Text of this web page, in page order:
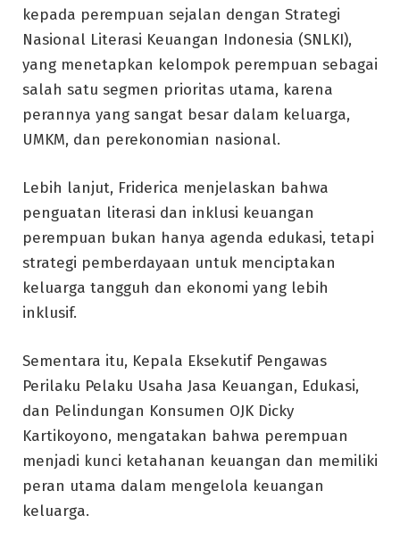
kepada perempuan sejalan dengan Strategi
Nasional Literasi Keuangan Indonesia (SNLKI),
yang menetapkan kelompok perempuan sebagai
salah satu segmen prioritas utama, karena
perannya yang sangat besar dalam keluarga,
UMKM, dan perekonomian nasional.
Lebih lanjut, Friderica menjelaskan bahwa
penguatan literasi dan inklusi keuangan
perempuan bukan hanya agenda edukasi, tetapi
strategi pemberdayaan untuk menciptakan
keluarga tangguh dan ekonomi yang lebih
inklusif.
Sementara itu, Kepala Eksekutif Pengawas
Perilaku Pelaku Usaha Jasa Keuangan, Edukasi,
dan Pelindungan Konsumen OJK Dicky
Kartikoyono, mengatakan bahwa perempuan
menjadi kunci ketahanan keuangan dan memiliki
peran utama dalam mengelola keuangan
keluarga.